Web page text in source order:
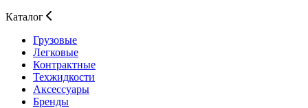
Каталог
Грузовые
Легковые
Контрактные
Техжидкости
Аксессуары
Бренды